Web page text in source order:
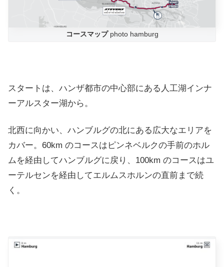
コースマップphoto hamburg
スタートは、ハンザ都市の中心部にある人工湖インナ
ーアルスター湖から。
北西に向かい、ハンブルグの北にある広大なエリアを
カバー。60km のコースはピンネベルクの手前のホル
ムを経由してハンブルグに戻り、100km のコースはユ
ーテルセンを経由してエルムスホルンの直前まで続
く。